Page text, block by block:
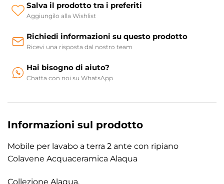
Salva il prodotto tra i preferiti
Aggiungilo alla Wishlist
Richiedi informazioni su questo prodotto
Ricevi una risposta dal nostro team
Hai bisogno di aiuto?
Chatta con noi su WhatsApp
Informazioni sul prodotto
Mobile per lavabo a terra 2 ante con ripiano
Colavene Acquaceramica Alaqua
Collezione Alaqua.